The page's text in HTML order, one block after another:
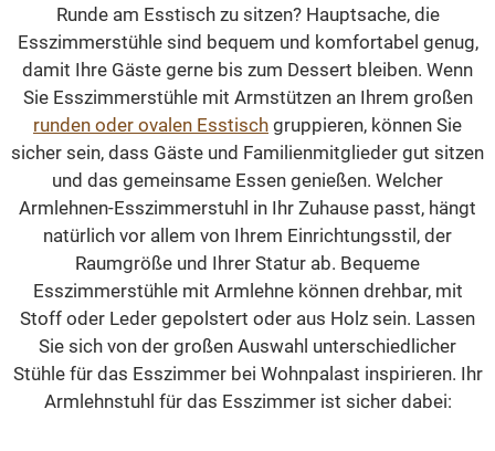
Runde am Esstisch zu sitzen? Hauptsache, die
Esszimmerstühle sind bequem und komfortabel genug,
damit Ihre Gäste gerne bis zum Dessert bleiben. Wenn
Sie Esszimmerstühle mit Armstützen an Ihrem großen
runden oder ovalen Esstisch gruppieren, können Sie
sicher sein, dass Gäste und Familienmitglieder gut sitzen
und das gemeinsame Essen genießen. Welcher
Armlehnen-Esszimmerstuhl in Ihr Zuhause passt, hängt
natürlich vor allem von Ihrem Einrichtungsstil, der
Raumgröße und Ihrer Statur ab. Bequeme
Esszimmerstühle mit Armlehne können drehbar, mit
Stoff oder Leder gepolstert oder aus Holz sein. Lassen
Sie sich von der großen Auswahl unterschiedlicher
Stühle für das Esszimmer bei Wohnpalast inspirieren. Ihr
Armlehnstuhl für das Esszimmer ist sicher dabei: